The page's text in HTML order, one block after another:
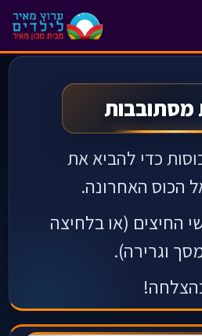
מסתובבות
כדי להביא את
הכוס האחרונה.
החיצים (או בלחיצה
וגרירה).